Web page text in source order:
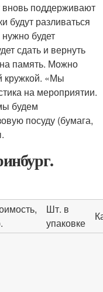
вновь поддерживают
будут разливаться
будет
сдать и вернуть
на память. Можно
кружкой. «Мы
на мероприятии.
будем
посуду (бумага,
Шт. в
упаковке